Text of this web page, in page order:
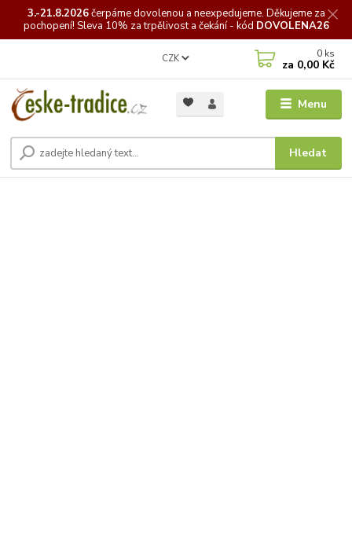
3.-21.8.2026čerpámedovolenou a neexpedujeme. Děkujeme za
pochopení! Sleva 10% za trpělivost a čekání - kód DOVOLENA26
Menu
CZK
Hledat
0 ks
za 0,00 Kč